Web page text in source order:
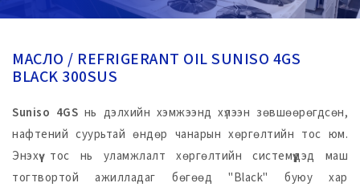
МАСЛО / REFRIGERANT OIL SUNISO 4GS
BLACK 300SUS
Suniso 4GS нь дэлхийн хэмжээнд хүлээн зөвшөөрөгдсөн,
нафтений суурьтай өндөр чанарын хөргөлтийн тос юм.
Энэхүү тос нь уламжлалт хөргөлтийн системүүдэд маш
тогтвортой ажилладаг бөгөөд "Black" буюу хар